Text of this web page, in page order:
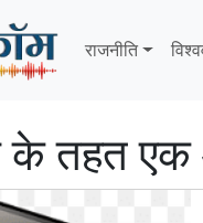
राजनीति
के तहत